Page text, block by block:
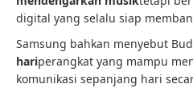
digital yang selalu siap
Samsung bahkan menyebut
hariperangkat yang mampu
komunikasi sepanjang hari